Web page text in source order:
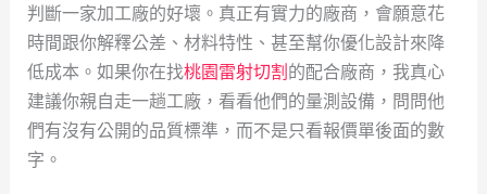
判斷一家加工廠的好壞。真正有實力的廠商，會願意花
時間跟你解釋公差、材料特性、甚至幫你優化設計來降
低成本。如果你在找桃園雷射切割的配合廠商，我真心
建議你親自走一趟工廠，看看他們的量測設備，問問他
們有沒有公開的品質標準，而不是只看報價單後面的數
字。